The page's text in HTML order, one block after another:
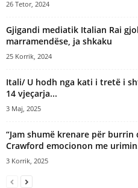
26 Tetor, 2024
Gjigandi mediatik Italian Rai
marramendëse, ja shkaku
25 Korrik, 2024
Itali/ U hodh nga kati i tretë i
14 vjeçarja...
3 Maj, 2025
“Jam shumë krenare për burrin
Crawford emocionon me
3 Korrik, 2025